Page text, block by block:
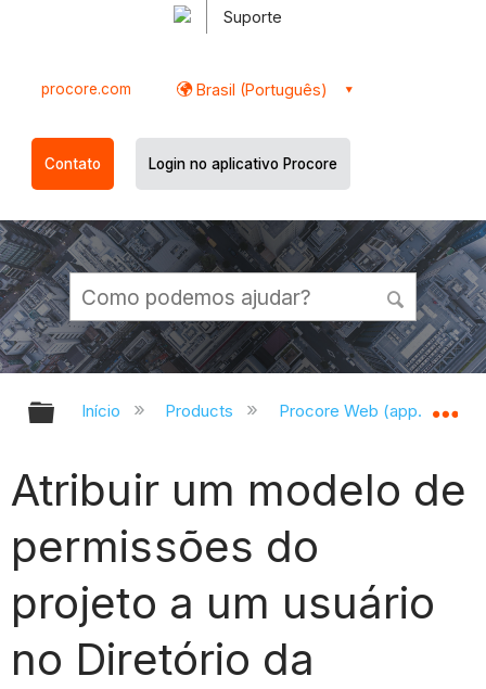
Suporte
procore.com Brasil (Português)
Contato Login no aplicativo Procore
Expandir/recolher hierarquia
Início Products Procore Web
Atribuir um modelo de
permissões do
projeto a um usuário
no Diretório da